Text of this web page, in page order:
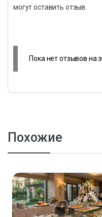
могут оставить отзыв.
Пока нет отзывов на
Похожие